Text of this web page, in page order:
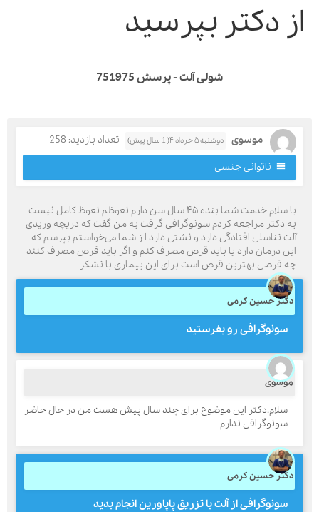
دکتر بپرسید
شولی آلت - پرسش 751975
موسوی دوشنبه ۵ خرداد ۴( 1 سال پیش)
تعداد بازدید: 258
ناتوانی جنسی
با سلام خدمت شما بنده ۴۵ سال سن دارم نعوظم نعوظ کامل نیست
دکتر مراجعه کردم سونوگرافی گرفت به من گفت که دریچه وریدی
تناسلی افتادگی دارد و نشتی دارد ا ز شما می‌خواستم بپرسم که
درمان دارد یا باید قرص مصرف کنم و اگر باید قرص مصرف کنند
قرصی بهترین قرص است برای این بیماری با تشکر
دکتر حسین کرمی
سونوگرافی رو بفرستید
موسوی
سلام.دکتر این موضوع برای چند سال پیش هست من در حال حاضر
سونوگرافی ندارم
دکتر حسین کرمی
سونوگرافی از آلت با تزریق پاپاورین انجام بدید
قدرت گرفته از همیارسیستم